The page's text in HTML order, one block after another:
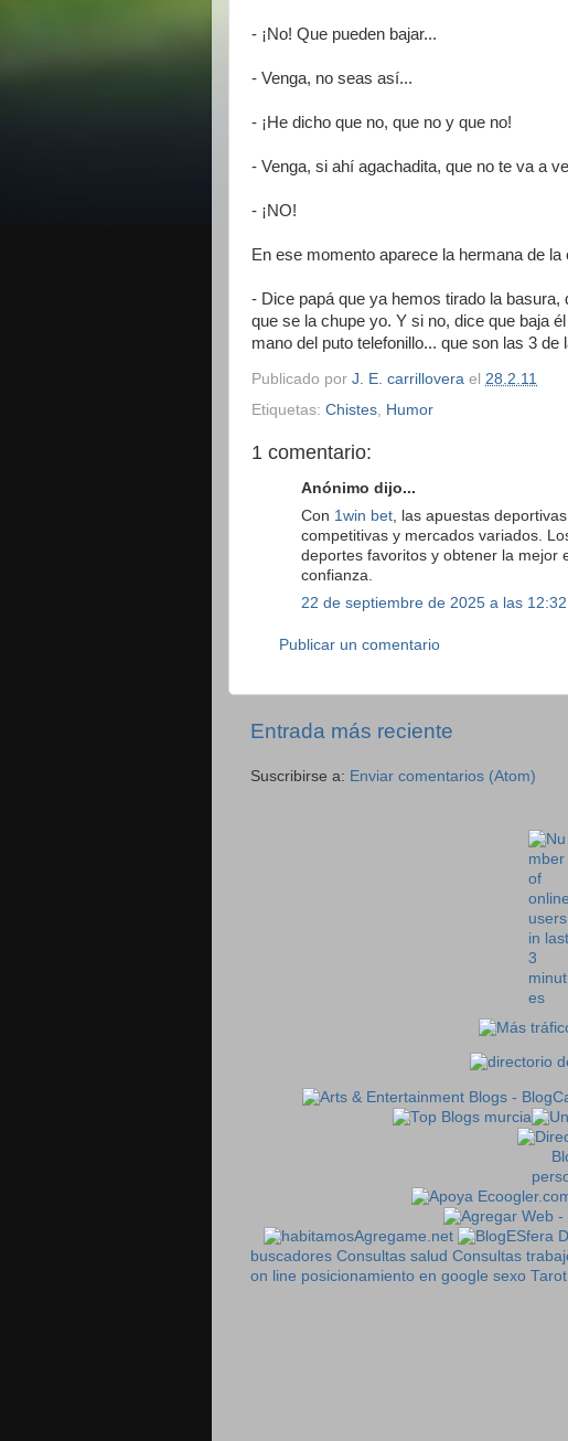
- ¡No! Que pueden bajar...
- Venga, no seas así...
- ¡He dicho que no, que no y que no!
- Venga, si ahí agachadita, que no te va a
- ¡NO!
En ese momento aparece la hermana de
- Dice papá que ya hemos tirado la
que se la chupe yo. Y si no, dice que baja
mano del puto telefonillo... que son las 3 de
Publicado por J. E. carrillovera el 28.2.11
Etiquetas: Chistes Humor
1 comentario:
Anónimo dijo...
Con 1win bet , las apuestas
competitivas y mercados variados.
deportes favoritos y obtener la mejor
confianza.
22 de septiembre de 2025 a las 12:32
Publicar un comentario
Entrada más reciente
Suscribirse a: Enviar comentarios (Atom)
Agregame.net
buscadores Consultas salud Consultas
on line posicionamiento en google sexo